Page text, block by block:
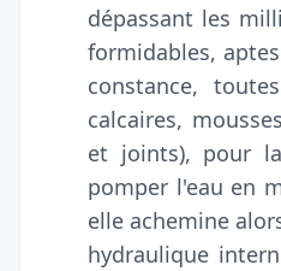
dépassant les
formidables,
constance,
calcaires,
et joints), pour
pomper l'eau en
elle achemine
hydraulique